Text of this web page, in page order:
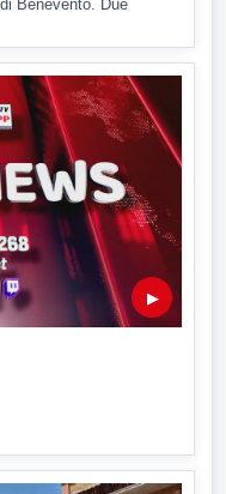
Benevento. Due
▶